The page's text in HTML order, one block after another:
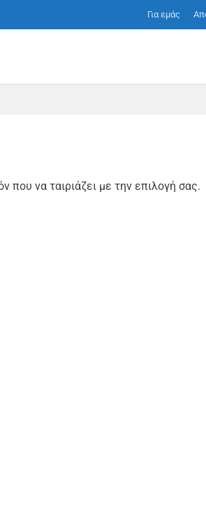
Για εμάς
που να ταιριάζει με την επιλογή σας.